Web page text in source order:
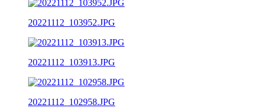
20221112_103952.JPG
20221112_103913.JPG
20221112_102958.JPG